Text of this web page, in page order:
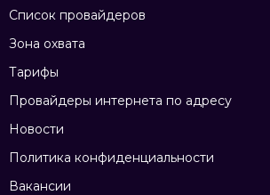
Список провайдеров
Зона охвата
Тарифы
Провайдеры интернета по адресу
Новости
Политика конфиденциальности
Вакансии